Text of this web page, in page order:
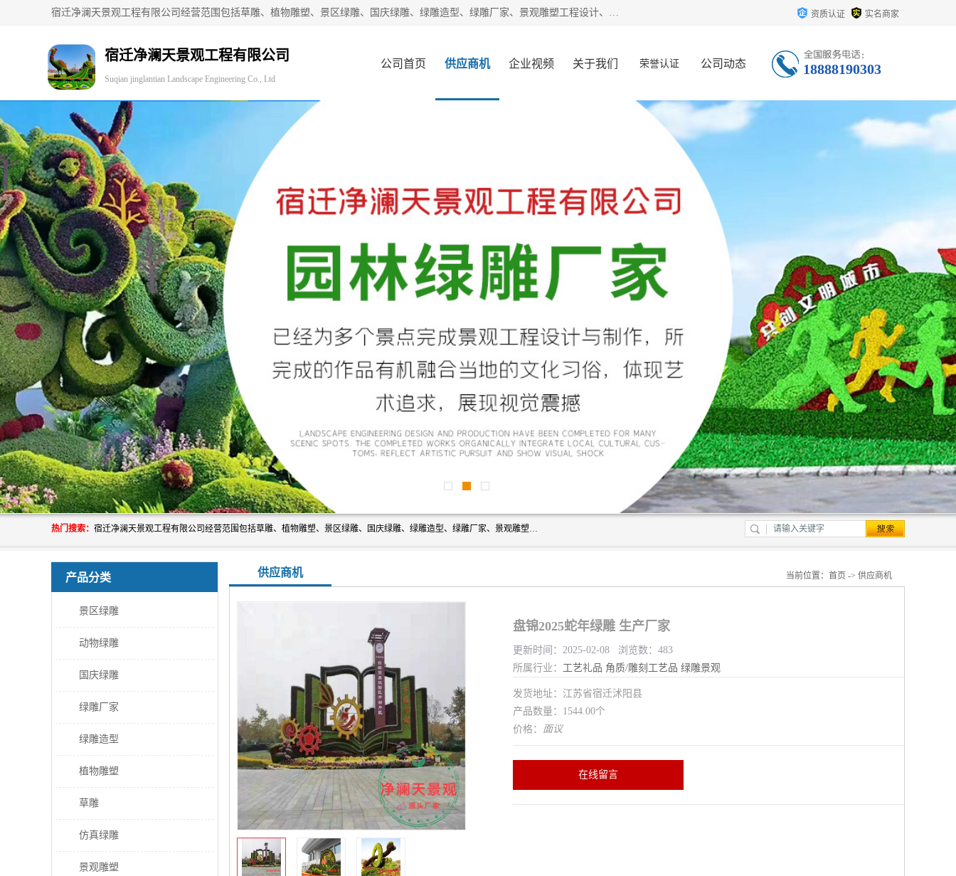
宿迁净澜天景观工程有限公司经营范围包括草雕、植物雕塑、景区绿雕、国庆绿雕、绿雕造型、绿雕厂家、景观雕塑工程设计、施工;绿化工程设计、施工、养护;绿化苗木、盆景种植、销售;是一家大型立体花坛草雕绿雕、五色草造型绿雕，仿真植物绿雕、稻草人工艺品、不锈钢雕塑等策划制作厂家，提供绿雕设计，制作,加工，及安装一站式服务。 资质认证 实名商家
宿迁净澜天景观工程有限公司
Suqian jinglantian Landscape Engineering Co., Ltd
公司首页 供应商机 企业视频 关于我们 荣誉认证 公司动态 18888190303
热门搜索： 宿迁净澜天景观工程有限公司经营范围包括草雕、植物雕塑、景区绿雕、国庆绿雕、绿雕造型、绿雕厂家、景观雕塑工程设计、施工;绿化工程设计、施工、养护;绿化苗木、盆景种植、销售;是一家大型立体花坛草雕绿雕、五色草造型绿雕，仿真植物绿雕、稻草人工艺品、不锈钢雕塑等策划制作厂家，提供绿雕设计，制作,加工，及安装一站式服务。
产品分类
景区绿雕
动物绿雕
国庆绿雕
绿雕厂家
绿雕造型
植物雕塑
草雕
仿真绿雕
景观雕塑
供应商机 当前位置： 首页 -> 供应商机
盘锦2025蛇年绿雕 生产厂家
更新时间：2025-02-08 浏览数：483
所属行业： 工艺礼品 角质/雕刻工艺品 绿雕景观
发货地址：江苏省宿迁沭阳县
产品数量：1544.00个
价格： 面议
在线留言